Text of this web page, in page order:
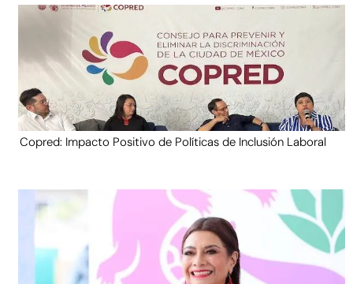
Copred: Impacto Positivo de Políticas de Inclusión Laboral